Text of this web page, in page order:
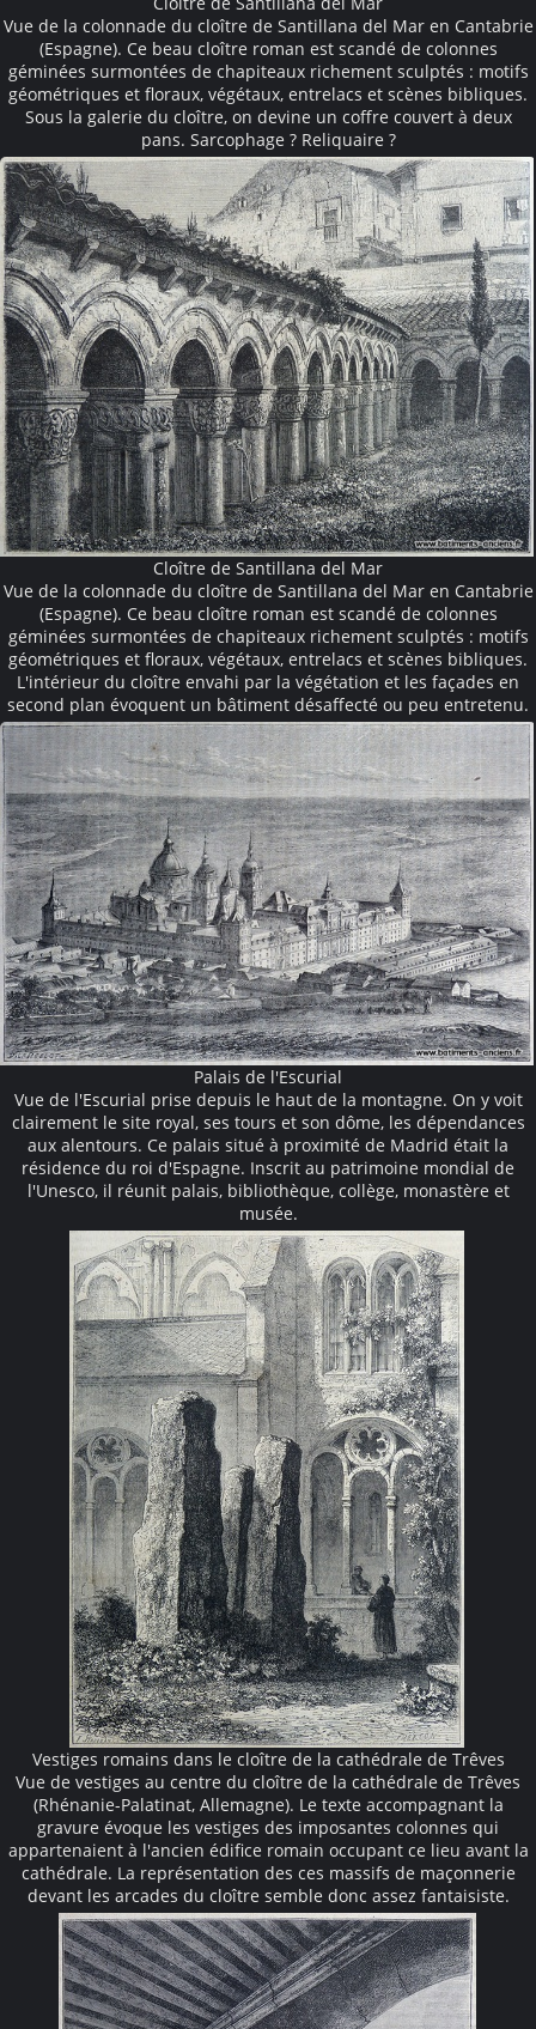
Vue de la colonnade du cloître de Santillana del Mar en Cantabrie
(Espagne). Ce beau cloître roman est scandé de colonnes
géminées surmontées de chapiteaux richement sculptés : motifs
géométriques et floraux, végétaux, entrelacs et scènes bibliques.
Sous la galerie du cloître, on devine un coffre couvert à deux
pans. Sarcophage ? Reliquaire ?
Cloître de Santillana del Mar
Vue de la colonnade du cloître de Santillana del Mar en Cantabrie
(Espagne). Ce beau cloître roman est scandé de colonnes
géminées surmontées de chapiteaux richement sculptés : motifs
géométriques et floraux, végétaux, entrelacs et scènes bibliques.
L'intérieur du cloître envahi par la végétation et les façades en
second plan évoquent un bâtiment désaffecté ou peu entretenu.
Palais de l'Escurial
Vue de l'Escurial prise depuis le haut de la montagne. On y voit
clairement le site royal, ses tours et son dôme, les dépendances
aux alentours. Ce palais situé à proximité de Madrid était la
résidence du roi d'Espagne. Inscrit au patrimoine mondial de
l'Unesco, il réunit palais, bibliothèque, collège, monastère et
musée.
Vestiges romains dans le cloître de la cathédrale de Trêves
Vue de vestiges au centre du cloître de la cathédrale de Trêves
(Rhénanie-Palatinat, Allemagne). Le texte accompagnant la
gravure évoque les vestiges des imposantes colonnes qui
appartenaient à l'ancien édifice romain occupant ce lieu avant la
cathédrale. La représentation des ces massifs de maçonnerie
devant les arcades du cloître semble donc assez fantaisiste.